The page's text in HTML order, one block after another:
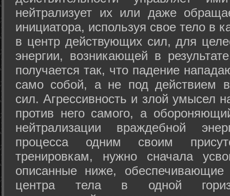
нейтрализует их или даже
инициатора, используя свое тело в
в центр действующих сил, для
энергии, возникающей в
получается так, что падение
само собой, а не под действием
сил. Агрессивность и злой умысел
против него самого, а
нейтрализации враждебной
процесса одним своим
тренировкам, нужно сначала
описанные ниже, обеспечивающие
центра тела в одной